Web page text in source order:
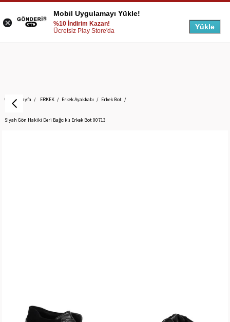
Anasayfa ERKEK Erkek Ayakkabı Erkek Bot
Siyah Gön Hakiki Deri Bağcıklı Erkek Bot 00713
Mobil Uygulamayı Yükle!
%10 İndirim Kazan!
Ücretsiz Play Store'da
Yükle